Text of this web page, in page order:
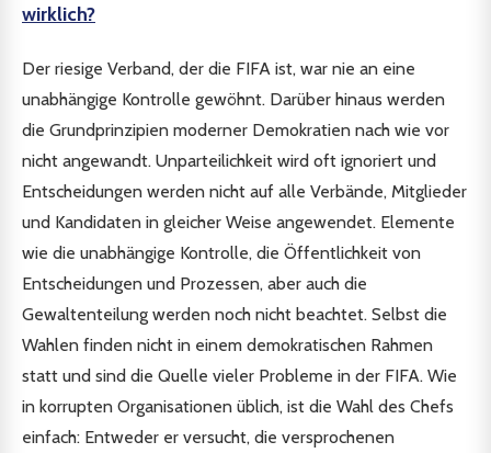
wirklich?
Der riesige Verband, der die FIFA ist, war nie an eine
unabhängige Kontrolle gewöhnt. Darüber hinaus werden
die Grundprinzipien moderner Demokratien nach wie vor
nicht angewandt. Unparteilichkeit wird oft ignoriert und
Entscheidungen werden nicht auf alle Verbände, Mitglieder
und Kandidaten in gleicher Weise angewendet. Elemente
wie die unabhängige Kontrolle, die Öffentlichkeit von
Entscheidungen und Prozessen, aber auch die
Gewaltenteilung werden noch nicht beachtet. Selbst die
Wahlen finden nicht in einem demokratischen Rahmen
statt und sind die Quelle vieler Probleme in der FIFA. Wie
in korrupten Organisationen üblich, ist die Wahl des Chefs
einfach: Entweder er versucht, die versprochenen